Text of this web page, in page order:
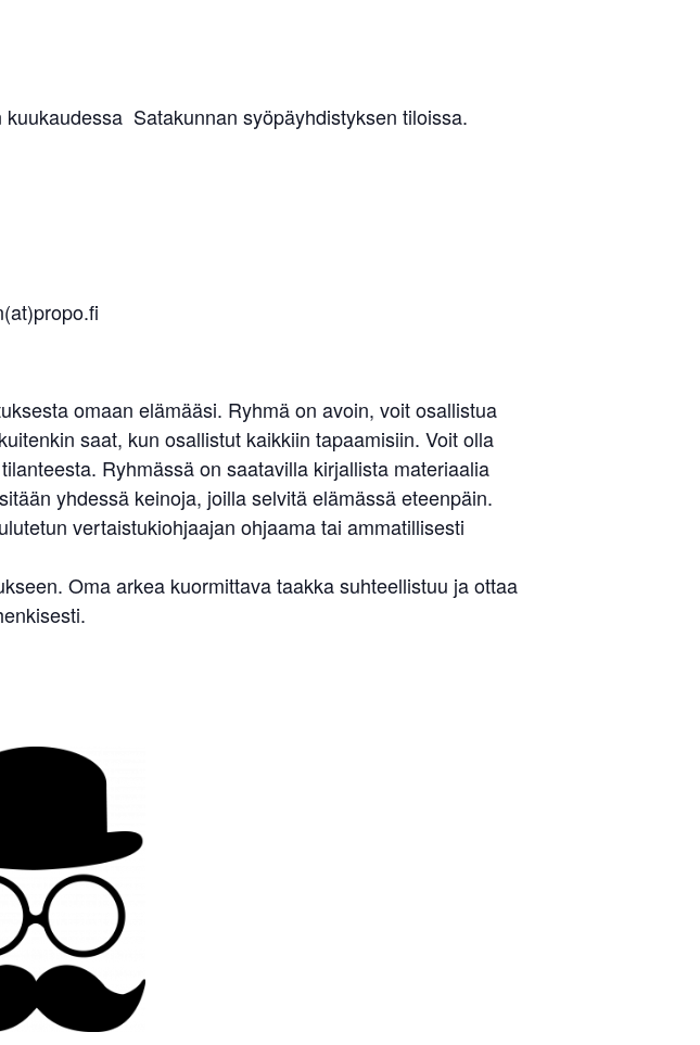
Satakunnan syöpäyhdistyksen tiloissa.
omaan elämääsi. Ryhmä on avoin, voit osallistua
saat, kun osallistut kaikkiin tapaamisiin. Voit olla
Ryhmässä on saatavilla kirjallista materiaalia
yhdessä keinoja, joilla selvitä elämässä eteenpäin.
vertaistukiohjaajan ohjaama tai ammatillisesti
Oma arkea kuormittava taakka suhteellistuu ja ottaa